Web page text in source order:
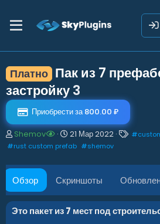
Платно Пак из 7
застройку3
Приобрести за 800.00 ₽
А
в
о
р
Shemov
Д
а
а
о
з
д
а
21 Мар 2022
Т
и
#
#rust custom prefab #shemov
Обзор Скриншоты
Это пакет из 7 мест под